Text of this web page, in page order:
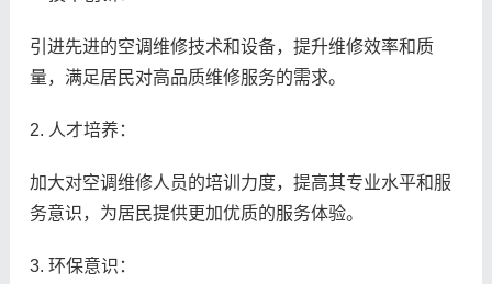
引进先进的空调维修技术和设备，提升维修效率和质
量，满足居民对高品质维修服务的需求。
2. 人才培养：
加大对空调维修人员的培训力度，提高其专业水平和服
务意识，为居民提供更加优质的服务体验。
3. 环保意识：